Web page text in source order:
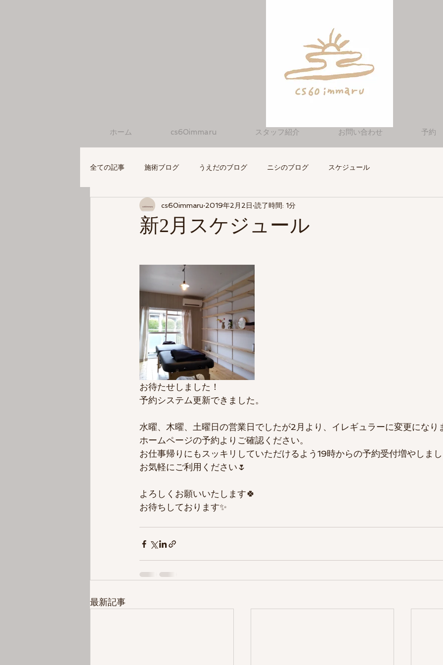
ホーム cs60immaru スタッフ紹介 お問い合わせ 予約
全ての記事 施術ブログ うえだのブログ ニシのブログ スケジュール
新2月スケジュール
cs60immaru 2019年2月2日 読了時間: 1分
お待たせしました！
予約システム更新できました。
水曜、木曜、土曜日の営業日でしたが2月より、イレギュラーに変更になり
ホームページの予約よりご確認ください。
お仕事帰りにもスッキリしていただけるよう19時からの予約受付増やしま
お気軽にご利用ください🌷
よろしくお願いいたします🍀
お待ちしております✨
最新記事